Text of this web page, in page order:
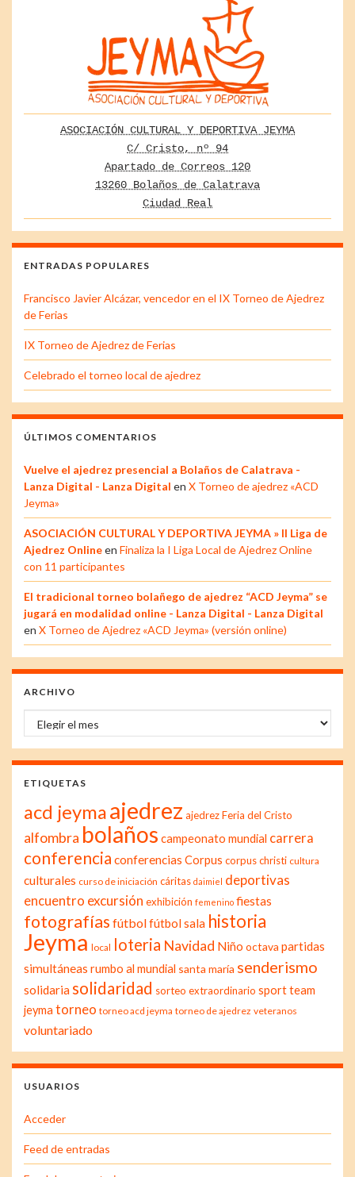
ASOCIACIÓN CULTURAL Y DEPORTIVA JEYMA
C/ Cristo, nº 94
Apartado de Correos 120
13260 Bolaños de Calatrava
Ciudad Real
ENTRADAS POPULARES
Francisco Javier Alcázar, vencedor en el IX Torneo de Ajedrez
de Ferias
IX Torneo de Ajedrez de Ferias
Celebrado el torneo local de ajedrez
ÚLTIMOS COMENTARIOS
Vuelve el ajedrez presencial a Bolaños de Calatrava -
Lanza Digital - Lanza Digital en X Torneo de ajedrez «ACD
Jeyma»
ASOCIACIÓN CULTURAL Y DEPORTIVA JEYMA » II Liga de
Ajedrez Onlineen Finaliza la I Liga Local de Ajedrez Online
con 11 participantes
El tradicional torneo bolañego de ajedrez “ACD Jeyma” se
jugará en modalidad online - Lanza Digital - Lanza Digital
en X Torneo de Ajedrez «ACD Jeyma» (versión online)
ARCHIVO
Archivo
ETIQUETAS
acd jeymaajedrez ajedrez Feria del Cristo
alfombra bolaños campeonato mundial carrera
conferencia conferencias Corpus corpus christi cultura
culturales curso de iniciación cáritas daimiel deportivas
encuentro excursión exhibición femenino fiestas
fotografías fútbolfútbol sala historia
Jeyma local loteria Navidad Niño octava partidas
simultáneas rumbo al mundial santa maría senderismo
solidaria solidaridad sorteo extraordinario sport team
jeyma torneo torneo acd jeyma torneo de ajedrez veteranos
voluntariado
USUARIOS
Acceder
Feed de entradas